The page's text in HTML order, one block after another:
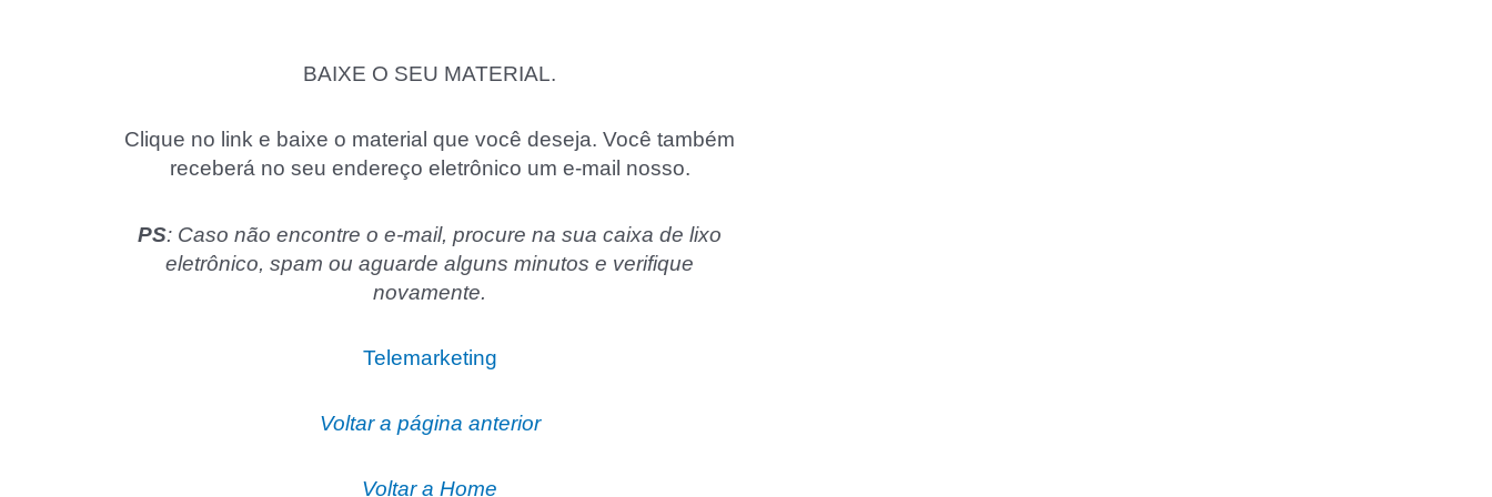
BAIXE O SEU MATERIAL.
Clique no link e baixe o material que você deseja. Você também
receberá no seu endereço eletrônico um e-mail nosso.
PS: Caso não encontre o e-mail, procure na sua caixa de lixo
eletrônico, spam ou aguarde alguns minutos e verifique
novamente.
Telemarketing
Voltar a página anterior
Voltar a Home